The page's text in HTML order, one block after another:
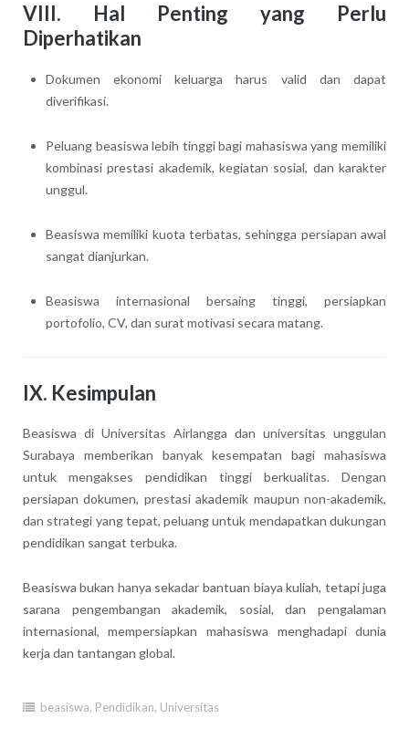
VIII. Hal Penting yang Perlu
Diperhatikan
Dokumen ekonomi keluarga harus valid dan dapat
diverifikasi.
Peluang beasiswa lebih tinggi bagi mahasiswa yang memiliki
kombinasi prestasi akademik, kegiatan sosial, dan karakter
unggul.
Beasiswa memiliki kuota terbatas, sehingga persiapan awal
sangat dianjurkan.
Beasiswa internasional bersaing tinggi, persiapkan
portofolio, CV, dan surat motivasi secara matang.
IX. Kesimpulan
Beasiswa di Universitas Airlangga dan universitas unggulan
Surabaya memberikan banyak kesempatan bagi mahasiswa
untuk mengakses pendidikan tinggi berkualitas. Dengan
persiapan dokumen, prestasi akademik maupun non-akademik,
dan strategi yang tepat, peluang untuk mendapatkan dukungan
pendidikan sangat terbuka.
Beasiswa bukan hanya sekadar bantuan biaya kuliah, tetapi juga
sarana pengembangan akademik, sosial, dan pengalaman
internasional, mempersiapkan mahasiswa menghadapi dunia
kerja dan tantangan global.
beasiswa, Pendidikan, Universitas